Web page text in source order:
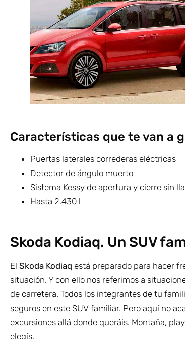
Características que te van a
Puertas laterales correderas eléctricas
Detector de ángulo muerto
Sistema Kessy de apertura y cierre sin
Hasta 2.430 l
Skoda Kodiaq. Un SUV
ElSkoda Kodiaq está preparado para hacer
situación. Y con ello nos referimos a
de carretera. Todos los integrantes de tu
seguros en este SUV familiar. Pero aquí no
excursiones allá donde queráis. Montaña,
elegís.